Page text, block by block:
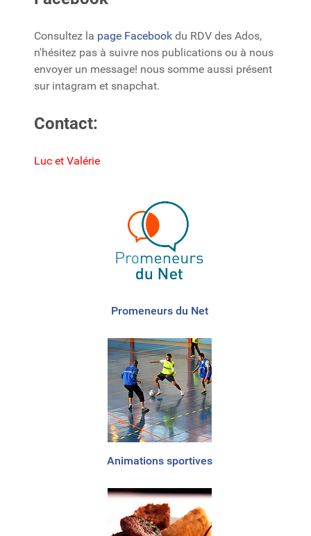
Consultez la page Facebook du RDV des Ados,
n'hésitez pas à suivre nos publications ou à nous
envoyer un message! nous somme aussi présent
sur intagram et snapchat.
Contact:
Luc et Valérie
Promeneurs du Net
Animations sportives